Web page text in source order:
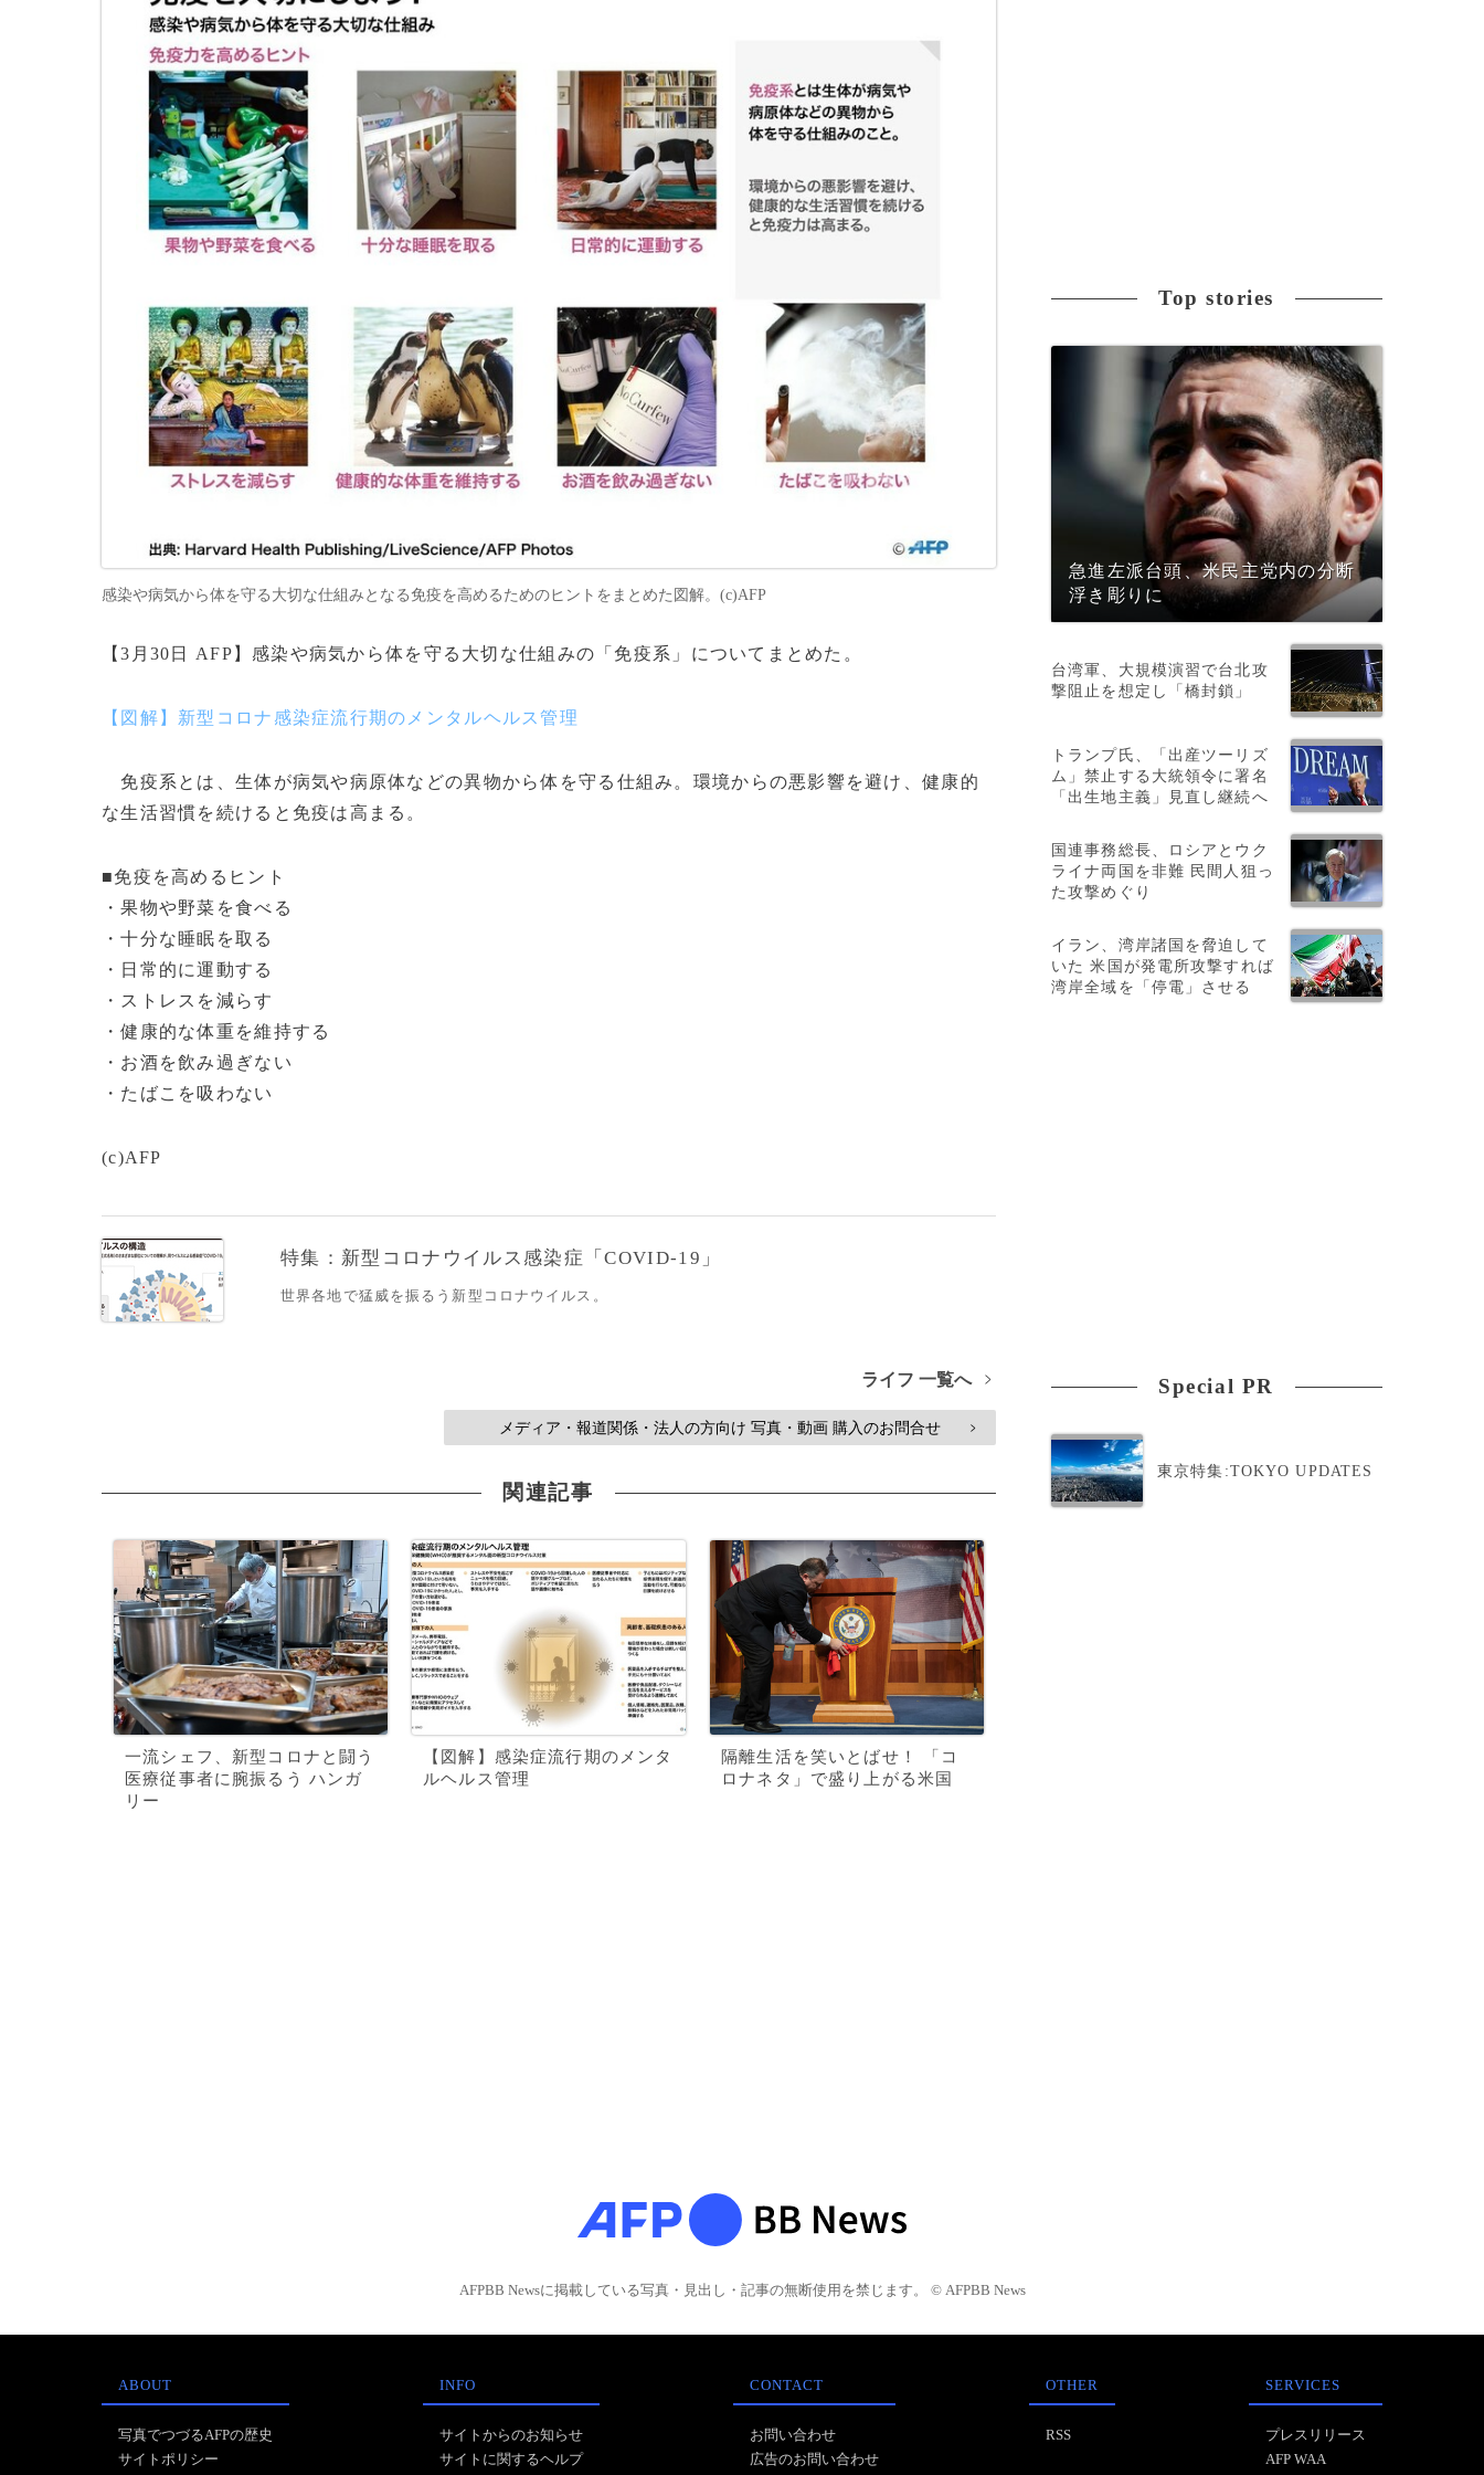
感染や病気から体を守る大切な仕組みとなる免疫を高めるためのヒントをまとめた図解。(c)AFP
【3月30日 AFP】感染や病気から体を守る大切な仕組みの「免疫系」についてまとめた。
【図解】新型コロナ感染症流行期のメンタルヘルス管理
免疫系とは、生体が病気や病原体などの異物から体を守る仕組み。環境からの悪影響を避け、健康的
な生活習慣を続けると免疫は高まる。
■免疫を高めるヒント
・果物や野菜を食べる
・十分な睡眠を取る
・日常的に運動する
・ストレスを減らす
・健康的な体重を維持する
・お酒を飲み過ぎない
・たばこを吸わない
(c)AFP
特集：新型コロナウイルス感染症「COVID-19」
世界各地で猛威を振るう新型コロナウイルス。
ライフ 一覧へ >
メディア・報道関係・法人の方向け 写真・動画 購入のお問合せ >
関連記事
一流シェフ、新型コロナと闘う
医療従事者に腕振るう ハンガ
リー
【図解】感染症流行期のメンタ
ルヘルス管理
隔離生活を笑いとばせ！ 「コ
ロナネタ」で盛り上がる米国
Top stories
急進左派台頭、米民主党内の分断
浮き彫りに
台湾軍、大規模演習で台北攻
撃阻止を想定し「橋封鎖」
トランプ氏、「出産ツーリズ
ム」禁止する大統領令に署名
「出生地主義」見直し継続へ
国連事務総長、ロシアとウク
ライナ両国を非難 民間人狙っ
た攻撃めぐり
イラン、湾岸諸国を脅迫して
いた 米国が発電所攻撃すれば
湾岸全域を「停電」させる
Special PR
東京特集:TOKYO UPDATES
AFPBB Newsに掲載している写真・見出し・記事の無断使用を禁じます。 © AFPBB News
ABOUT
写真でつづるAFPの歴史
サイトポリシー
INFO
サイトからのお知らせ
サイトに関するヘルプ
CONTACT
お問い合わせ
広告のお問い合わせ
OTHER
RSS
SERVICES
プレスリリース
AFP WAA